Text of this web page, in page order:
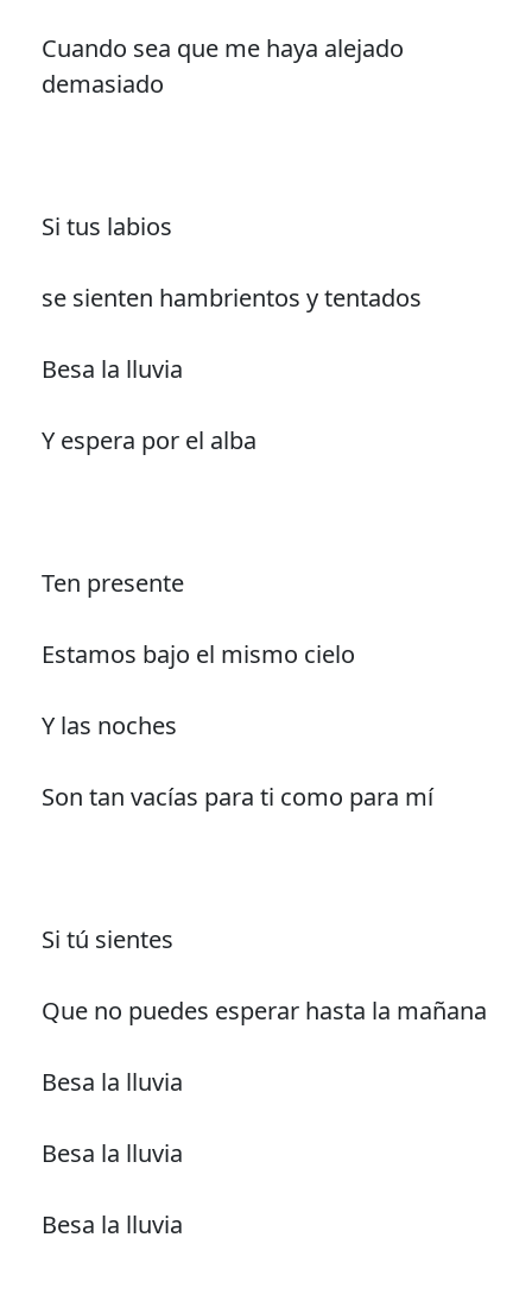
Cuando sea que me haya alejado
demasiado
Si tus labios
se sienten hambrientos y tentados
Besa la lluvia
Y espera por el alba
Ten presente
Estamos bajo el mismo cielo
Y las noches
Son tan vacías para ti como para mí
Si tú sientes
Que no puedes esperar hasta la mañana
Besa la lluvia
Besa la lluvia
Besa la lluvia